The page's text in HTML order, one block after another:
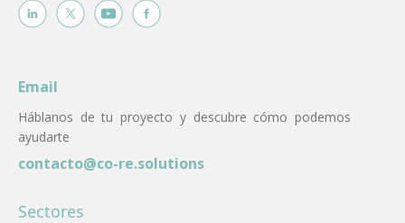
Email
Háblanos de tu proyecto y descubre cómo podemos
ayudarte
contacto@co-re.solutions
Sectores